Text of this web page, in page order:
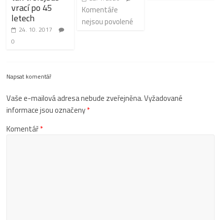
vrací po 45
letech
24. 10. 2017
0
Komentáře
nejsou povolené
Napsat komentář
Vaše e-mailová adresa nebude zveřejněna.Vyžadované
informace jsou označeny*
Komentář*